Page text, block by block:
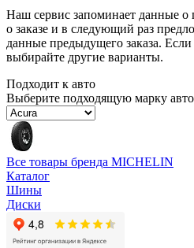
Наш сервис запоминает данные о
о заказе и в следующий раз
данные предыдущего заказа.
выбирайте другие варианты.
Подходит к авто
Выберите подходящую марку
Все товары бренда MICHELIN
Каталог
Шины
Диски